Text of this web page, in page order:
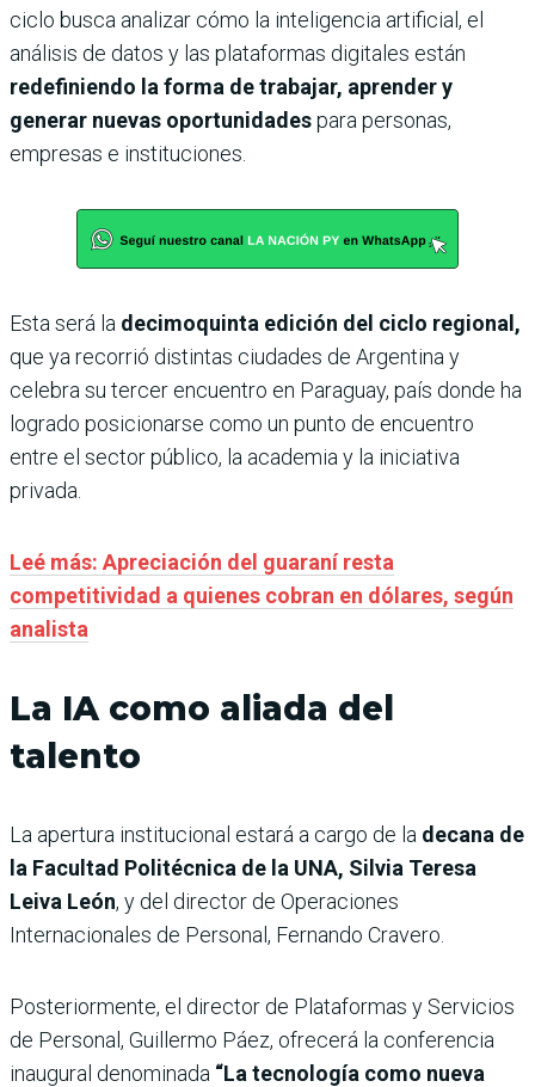
ciclo busca analizar cómo la inteligencia artificial, el
análisis de datos y las plataformas digitales están
redefiniendo la forma de trabajar, aprender y
generar nuevas oportunidadespara personas,
empresas e instituciones.
Esta será la decimoquinta edición del ciclo regional,
que ya recorrió distintas ciudades de Argentina y
celebra su tercer encuentro en Paraguay, país donde ha
logrado posicionarse como un punto de encuentro
entre el sector público, la academia y la iniciativa
privada.
Leé más: Apreciación del guaraní resta
competitividad a quienes cobran en dólares, según
analista
La IA como aliada del
talento
La apertura institucional estará a cargo de la decana de
la Facultad Politécnica de la UNA, Silvia Teresa
Leiva León, y del director de Operaciones
Internacionales de Personal, Fernando Cravero.
Posteriormente, el director de Plataformas y Servicios
de Personal, Guillermo Páez, ofrecerá la conferencia
inaugural denominada “La tecnología como nueva